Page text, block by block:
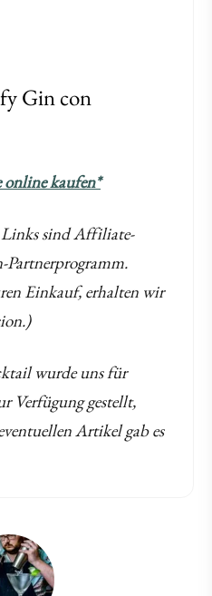
Gin con
kaufen*
sind Affiliate-
Partnerprogramm.
Einkauf, erhalten wir
wurde uns für
Verfügung gestellt,
Artikel gab es